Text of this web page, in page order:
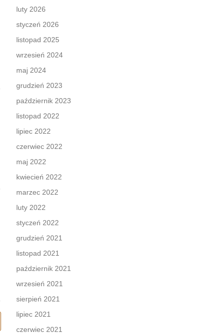
luty 2026
styczeń 2026
listopad 2025
wrzesień 2024
maj 2024
grudzień 2023
październik 2023
listopad 2022
lipiec 2022
czerwiec 2022
maj 2022
kwiecień 2022
marzec 2022
luty 2022
styczeń 2022
grudzień 2021
listopad 2021
październik 2021
wrzesień 2021
sierpień 2021
lipiec 2021
czerwiec 2021